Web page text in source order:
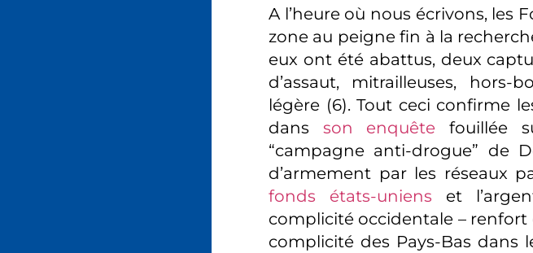
A l’heure où nous écrivons, les
zone au peigne fin à la
eux ont été abattus, deux
d’assaut, mitrailleuses, hors-
légère (6). Tout ceci confirme
dans son enquête fouillée
“campagne anti-drogue” de
d’armement par les réseaux
fonds états-uniens et
complicité occidentale –
complicité des Pays-Bas dans